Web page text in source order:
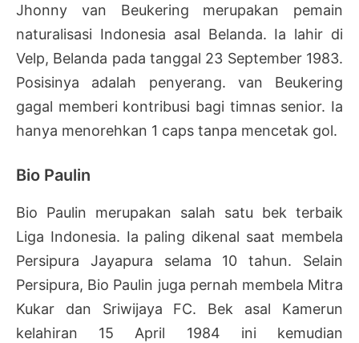
Jhonny van Beukering merupakan pemain
naturalisasi Indonesia asal Belanda. Ia lahir di
Velp, Belanda pada tanggal 23 September 1983.
Posisinya adalah penyerang. van Beukering
gagal memberi kontribusi bagi timnas senior. Ia
hanya menorehkan 1 caps tanpa mencetak gol.
Bio Paulin
Bio Paulin merupakan salah satu bek terbaik
Liga Indonesia. Ia paling dikenal saat membela
Persipura Jayapura selama 10 tahun. Selain
Persipura, Bio Paulin juga pernah membela Mitra
Kukar dan Sriwijaya FC. Bek asal Kamerun
kelahiran 15 April 1984 ini kemudian